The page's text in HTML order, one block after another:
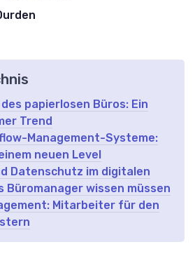
papierlosen Büros: Ein
Trend
Management-Systeme:
neuen Level
Datenschutz im digitalen
Büromanager wissen müssen
Mitarbeiter für den